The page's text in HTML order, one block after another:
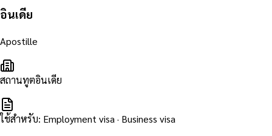
อินเดีย
Apostille
สถานทูตอินเดีย
ใช้สำหรับ: Employment visa · Business visa